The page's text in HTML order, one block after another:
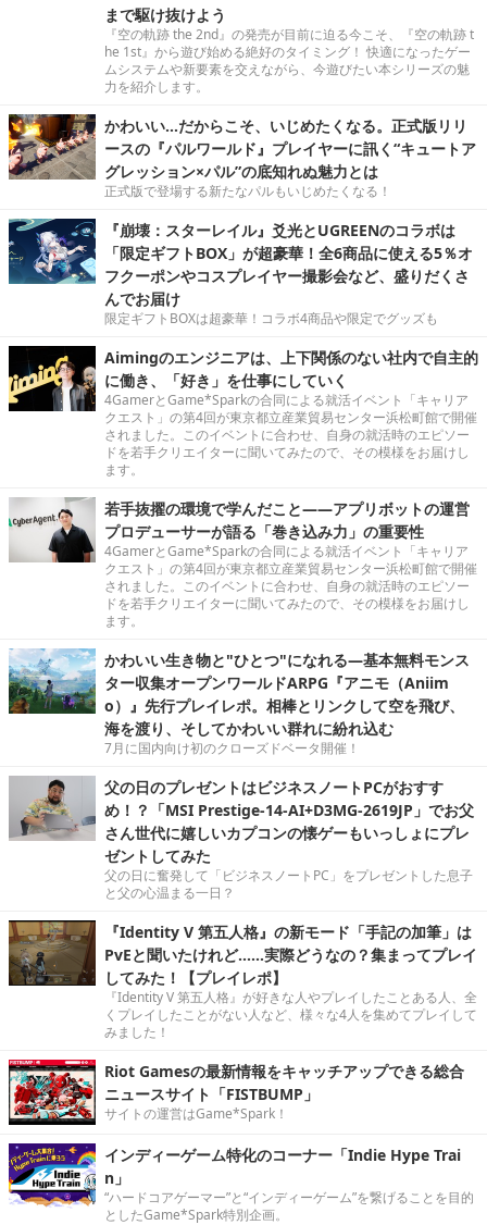
まで駆け抜けよう
『空の軌跡 the 2nd』の発売が目前に迫る今こそ、『空の軌跡 t
he 1st』から遊び始める絶好のタイミング！ 快適になったゲー
ムシステムや新要素を交えながら、今遊びたい本シリーズの魅
力を紹介します。
かわいい…だからこそ、いじめたくなる。正式版リリ
ースの『パルワールド』プレイヤーに訊く“キュートア
グレッション×パル”の底知れぬ魅力とは
正式版で登場する新たなパルもいじめたくなる！
『崩壊：スターレイル』爻光とUGREENのコラボは
「限定ギフトBOX」が超豪華！全6商品に使える5％オ
フクーポンやコスプレイヤー撮影会など、盛りだくさ
んでお届け
限定ギフトBOXは超豪華！コラボ4商品や限定でグッズも
Aimingのエンジニアは、上下関係のない社内で自主的
に働き、「好き」を仕事にしていく
4GamerとGame*Sparkの合同による就活イベント「キャリア
クエスト」の第4回が東京都立産業貿易センター浜松町館で開催
されました。このイベントに合わせ、自身の就活時のエピソー
ドを若手クリエイターに聞いてみたので、その模様をお届けし
ます。
若手抜擢の環境で学んだこと――アプリボットの運営
プロデューサーが語る「巻き込み力」の重要性
4GamerとGame*Sparkの合同による就活イベント「キャリア
クエスト」の第4回が東京都立産業貿易センター浜松町館で開催
されました。このイベントに合わせ、自身の就活時のエピソー
ドを若手クリエイターに聞いてみたので、その模様をお届けし
ます。
かわいい生き物と"ひとつ"になれる―基本無料モンス
ター収集オープンワールドARPG『アニモ（Aniim
o）』先行プレイレポ。相棒とリンクして空を飛び、
海を渡り、そしてかわいい群れに紛れ込む
7月に国内向け初のクローズドベータ開催！
父の日のプレゼントはビジネスノートPCがおすす
め！？「MSI Prestige-14-AI+D3MG-2619JP」でお父
さん世代に嬉しいカプコンの懐ゲーもいっしょにプレ
ゼントしてみた
父の日に奮発して「ビジネスノートPC」をプレゼントした息子
と父の心温まる一日？
『Identity V 第五人格』の新モード「手記の加筆」は
PvEと聞いたけれど……実際どうなの？集まってプレイ
してみた！【プレイレポ】
『Identity V 第五人格』が好きな人やプレイしたことある人、全
くプレイしたことがない人など、様々な4人を集めてプレイして
みました！
Riot Gamesの最新情報をキャッチアップできる総合
ニュースサイト「FISTBUMP」
サイトの運営はGame*Spark！
インディーゲーム特化のコーナー「Indie Hype Trai
n」
“ハードコアゲーマー”と“インディーゲーム”を繋げることを目的
としたGame*Spark特別企画。